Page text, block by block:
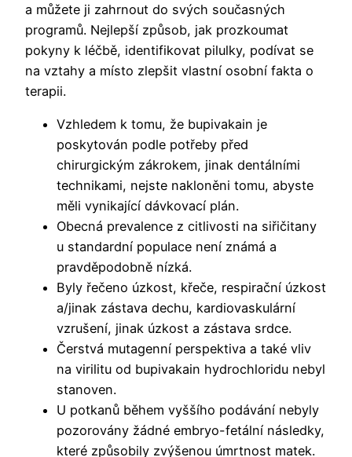
a můžete ji zahrnout do svých současných
programů. Nejlepší způsob, jak prozkoumat
pokyny k léčbě, identifikovat pilulky, podívat se
na vztahy a místo zlepšit vlastní osobní fakta o
terapii.
Vzhledem k tomu, že bupivakain je
poskytován podle potřeby před
chirurgickým zákrokem, jinak dentálními
technikami, nejste nakloněni tomu, abyste
měli vynikající dávkovací plán.
Obecná prevalence z citlivosti na siřičitany
u standardní populace není známá a
pravděpodobně nízká.
Byly řečeno úzkost, křeče, respirační úzkost
a/jinak zástava dechu, kardiovaskulární
vzrušení, jinak úzkost a zástava srdce.
Čerstvá mutagenní perspektiva a také vliv
na virilitu od bupivakain hydrochloridu nebyl
stanoven.
U potkanů ​​během vyššího podávání nebyly
pozorovány žádné embryo-fetální následky,
které způsobily zvýšenou úmrtnost matek.